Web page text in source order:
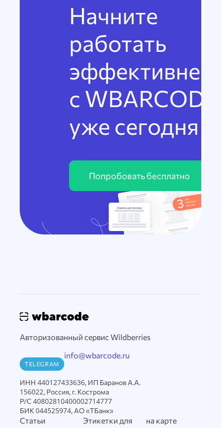
Начните
работать
эффективнее
с WBARCODE
уже сегодня
Попробовать бесплатно
Авторизованный сервис Wildberries
TELEGRAM
info@wbarcode.ru
ИНН 440127433636, ИП Баранов А.А.
156022, Россия, г. Кострома
Р/С 40802810400002714777
БИК 044525974, АО «ТБанк»
Статьи
Этикетки для
на карте